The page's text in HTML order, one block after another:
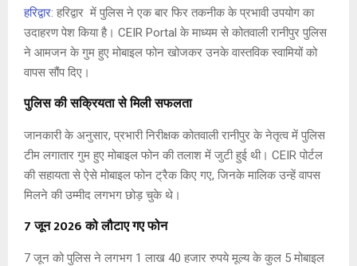
हरिद्वार: हरिद्वार में पुलिस ने एक बार फिर तकनीक के प्रभावी उपयोग का
उदाहरण पेश किया है। CEIR Portal के माध्यम से कोतवाली रानीपुर पुलिस
ने आमजन के गुम हुए मोबाइल फोन खोजकर उनके वास्तविक स्वामियों को
वापस सौंप दिए।
पुलिस की सक्रियता से मिली सफलता
जानकारी के अनुसार, प्रभारी निरीक्षक कोतवाली रानीपुर के नेतृत्व में पुलिस
टीम लगातार गुम हुए मोबाइल फोन की तलाश में जुटी हुई थी। CEIR पोर्टल
की सहायता से ऐसे मोबाइल फोन ट्रैक किए गए, जिनके मालिक उन्हें वापस
मिलने की उम्मीद लगभग छोड़ चुके थे।
7 जून 2026 को लौटाए गए फोन
7 जून को पुलिस ने लगभग 1 लाख 40 हजार रुपये मूल्य के कुल 5 मोबाइल